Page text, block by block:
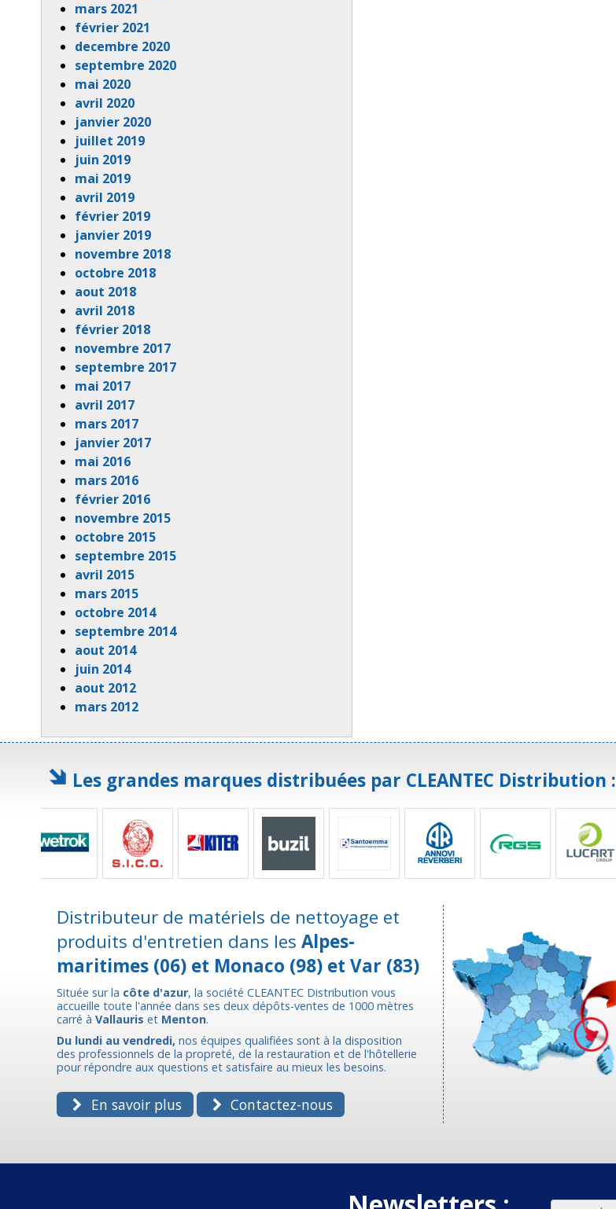
mars 2021
février 2021
decembre 2020
septembre 2020
mai 2020
avril 2020
janvier 2020
juillet 2019
juin 2019
mai 2019
avril 2019
février 2019
janvier 2019
novembre 2018
octobre 2018
aout 2018
avril 2018
février 2018
novembre 2017
septembre 2017
mai 2017
avril 2017
mars 2017
janvier 2017
mai 2016
mars 2016
février 2016
novembre 2015
octobre 2015
septembre 2015
avril 2015
mars 2015
octobre 2014
septembre 2014
aout 2014
juin 2014
aout 2012
mars 2012
Les grandes marques distribuées par CLEANTEC Distribution :
Distributeur de matériels de nettoyage et
produits d'entretien dans les Alpes-
maritimes (06) et Monaco (98) et Var (83)
Située sur la côte d'azur, la société CLEANTEC Distribution vous
accueille toute l'année dans ses deux dépôts-ventes de 1000 mètres
carré à Vallauris et Menton.
Du lundi au vendredi, nos équipes qualifiées sont à la disposition
des professionnels de la propreté, de la restauration et de l'hôtellerie
pour répondre aux questions et satisfaire au mieux les besoins.
En savoir plus Contactez-nous